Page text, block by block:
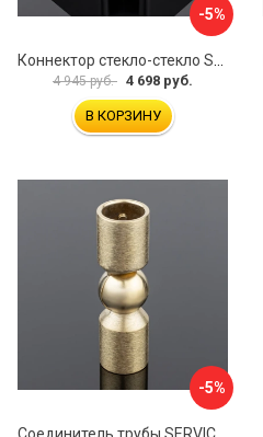
-5%
4 945 руб. 4 698 руб.
В КОРЗИНУ
-5%